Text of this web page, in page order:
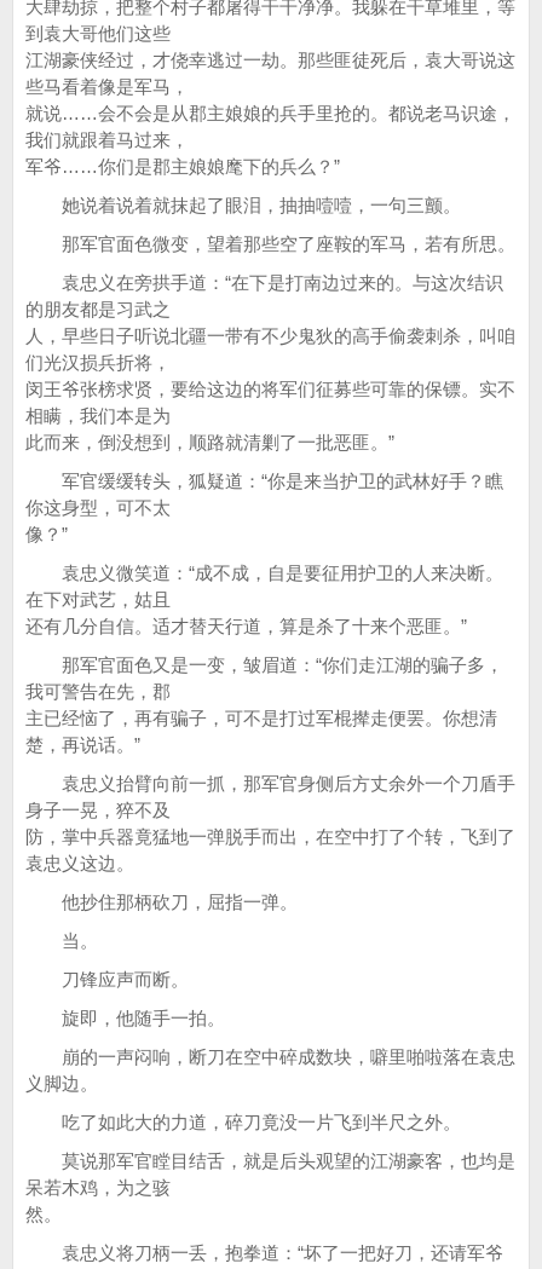
大肆劫掠，把整个村子都屠得干干净净。我躲在干草堆里，等
到袁大哥他们这些
江湖豪侠经过，才侥幸逃过一劫。那些匪徒死后，袁大哥说这
些马看着像是军马，
就说……会不会是从郡主娘娘的兵手里抢的。都说老马识途，
我们就跟着马过来，
军爷……你们是郡主娘娘麾下的兵么？”
她说着说着就抹起了眼泪，抽抽噎噎，一句三颤。
那军官面色微变，望着那些空了座鞍的军马，若有所思。
袁忠义在旁拱手道：“在下是打南边过来的。与这次结识
的朋友都是习武之
人，早些日子听说北疆一带有不少鬼狄的高手偷袭刺杀，叫咱
们光汉损兵折将，
闵王爷张榜求贤，要给这边的将军们征募些可靠的保镖。实不
相瞒，我们本是为
此而来，倒没想到，顺路就清剿了一批恶匪。”
军官缓缓转头，狐疑道：“你是来当护卫的武林好手？瞧
你这身型，可不太
像？”
袁忠义微笑道：“成不成，自是要征用护卫的人来决断。
在下对武艺，姑且
还有几分自信。适才替天行道，算是杀了十来个恶匪。”
那军官面色又是一变，皱眉道：“你们走江湖的骗子多，
我可警告在先，郡
主已经恼了，再有骗子，可不是打过军棍撵走便罢。你想清
楚，再说话。”
袁忠义抬臂向前一抓，那军官身侧后方丈余外一个刀盾手
身子一晃，猝不及
防，掌中兵器竟猛地一弹脱手而出，在空中打了个转，飞到了
袁忠义这边。
他抄住那柄砍刀，屈指一弹。
当。
刀锋应声而断。
旋即，他随手一拍。
崩的一声闷响，断刀在空中碎成数块，噼里啪啦落在袁忠
义脚边。
吃了如此大的力道，碎刀竟没一片飞到半尺之外。
莫说那军官瞠目结舌，就是后头观望的江湖豪客，也均是
呆若木鸡，为之骇
然。
袁忠义将刀柄一丢，抱拳道：“坏了一把好刀，还请军爷